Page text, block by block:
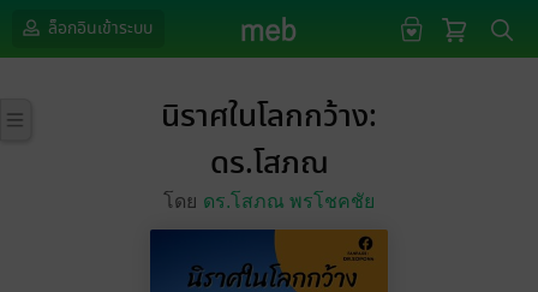
ล็อกอินเข้าระบบ
นิราศในโลกกว้าง:
ดร.โสภณ
โดย ดร.โสภณ พรโชคชัย